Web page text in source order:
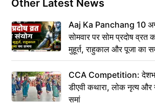
Other Latest News
Aaj Ka Panchang 10
सोमवार पर सोम प्रदोष व्रत
मुहूर्त, राहुकाल और पूजा का
CCA Competition:
डीएवी कथारा, लोक नृत्य और
समां